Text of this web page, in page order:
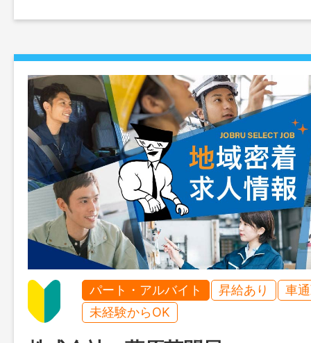
パート・アルバイト 昇給あり
車
未経験からOK